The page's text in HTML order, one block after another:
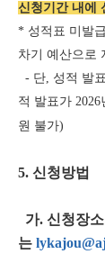
신청기간 내에
* 성적표 미발
차기 예산으로
- 단, 성적 발
적 발표가
원 불가)
5. 신청방법
가. 신청장
는 lykajou